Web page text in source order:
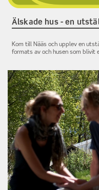
Älskade hus - en
Kom till Nääs och upplev en
formats av och husen som blivit